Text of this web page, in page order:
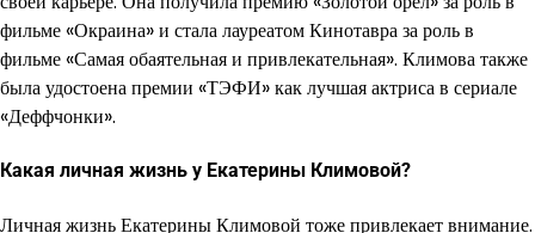
фильме «Окраина» и стала лауреатом Кинотавра за роль в
фильме «Самая обаятельная и привлекательная». Климова также
была удостоена премии «ТЭФИ» как лучшая актриса в сериале
«Деффчонки».
Какая личная жизнь у Екатерины Климовой?
Личная жизнь Екатерины Климовой тоже привлекает внимание.